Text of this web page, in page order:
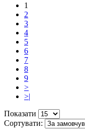
1
2
3
4
5
6
7
8
9
>
>|
Показати
Сортувати: